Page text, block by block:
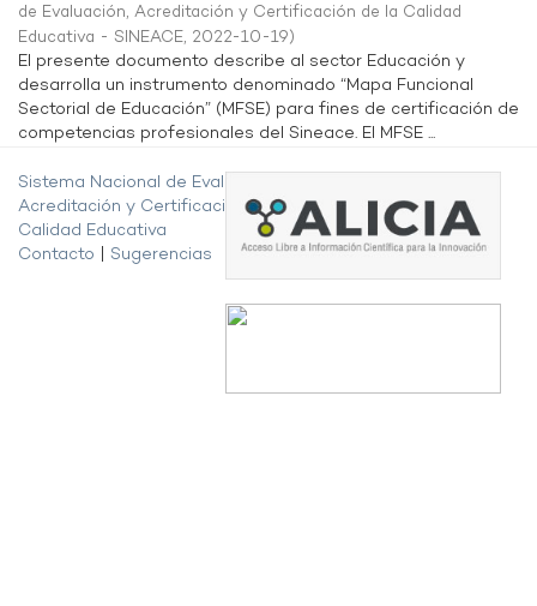
de Evaluación, Acreditación y Certificación de la Calidad
Educativa - SINEACE, 2022-10-19)
El presente documento describe al sector Educación y
desarrolla un instrumento denominado “Mapa Funcional
Sectorial de Educación” (MFSE) para fines de certificación de
competencias profesionales del Sineace. El MFSE ...
Sistema Nacional de Evaluación,
Acreditación y Certificación de la
Calidad Educativa
Contacto
Sugerencias